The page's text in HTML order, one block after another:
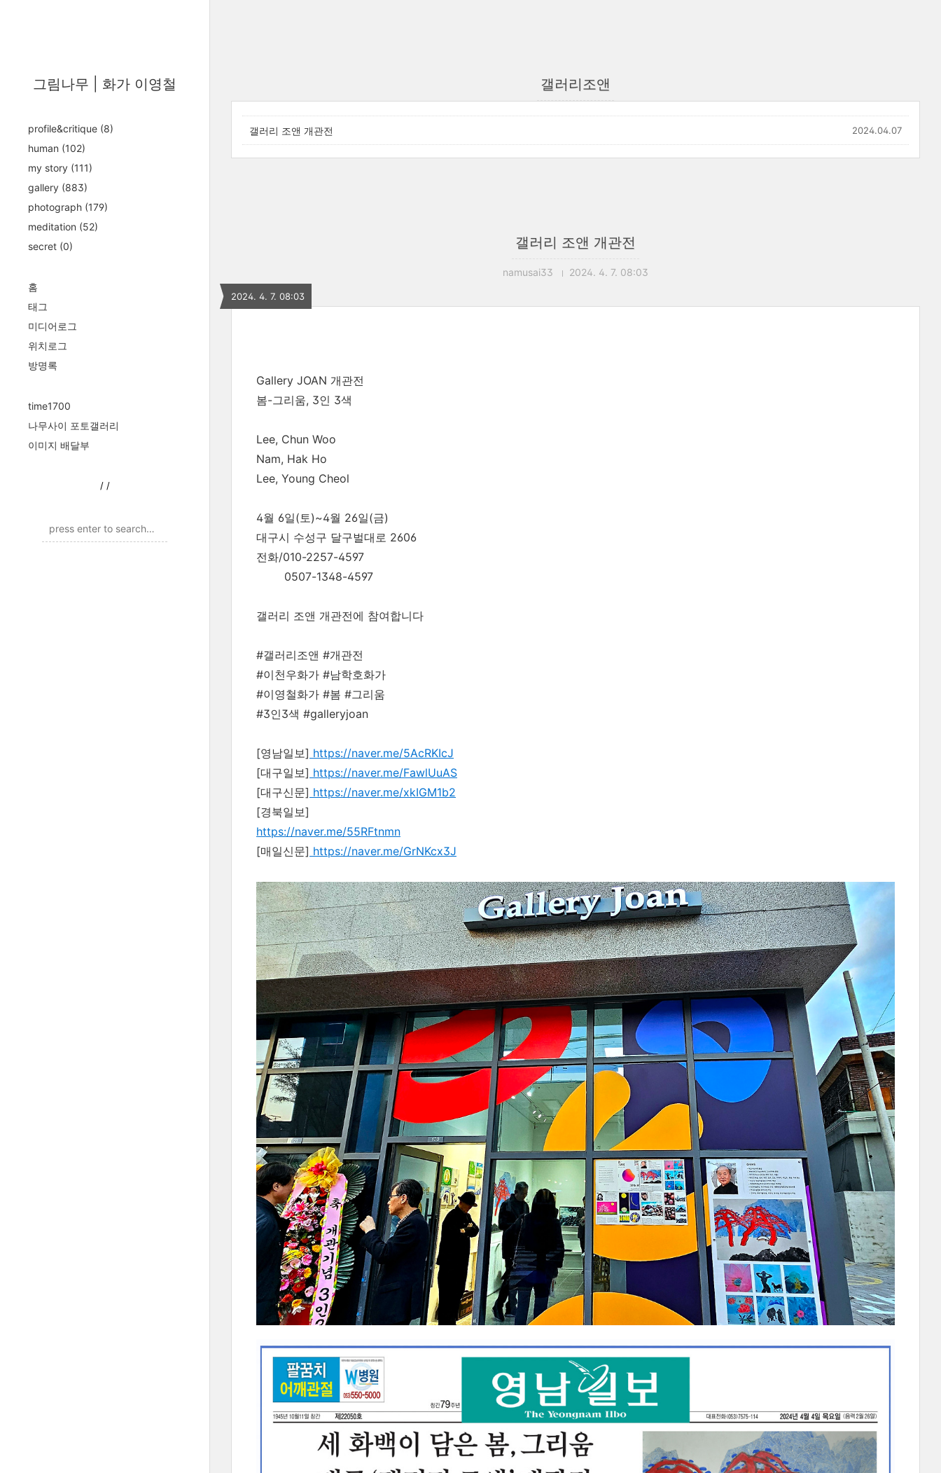
그림나무 | 화가 이영철
profile&critique (8)
human (102)
my story (111)
gallery (883)
photograph (179)
meditation (52)
secret (0)
홈
태그
미디어로그
위치로그
방명록
time1700
나무사이 포토갤러리
이미지 배달부
/ /
갤러리조앤
갤러리 조앤 개관전 2024.04.07
갤러리 조앤 개관전
namusai33 2024. 4. 7. 08:03
2024. 4. 7. 08:03
Gallery JOAN 개관전
봄-그리움, 3인 3색
Lee, Chun Woo
Nam, Hak Ho
Lee, Young Cheol
4월 6일(토)~4월 26일(금)
대구시 수성구 달구벌대로 2606
전화/010-2257-4597
0507-1348-4597
갤러리 조앤 개관전에 참여합니다
#갤러리조앤 #개관전
#이천우화가 #남학호화가
#이영철화가 #봄 #그리움
#3인3색 #galleryjoan
[영남일보] https://naver.me/5AcRKIcJ
[대구일보] https://naver.me/FawlUuAS
[대구신문] https://naver.me/xkIGM1b2
[경북일보]
https://naver.me/55RFtnmn
[매일신문] https://naver.me/GrNKcx3J